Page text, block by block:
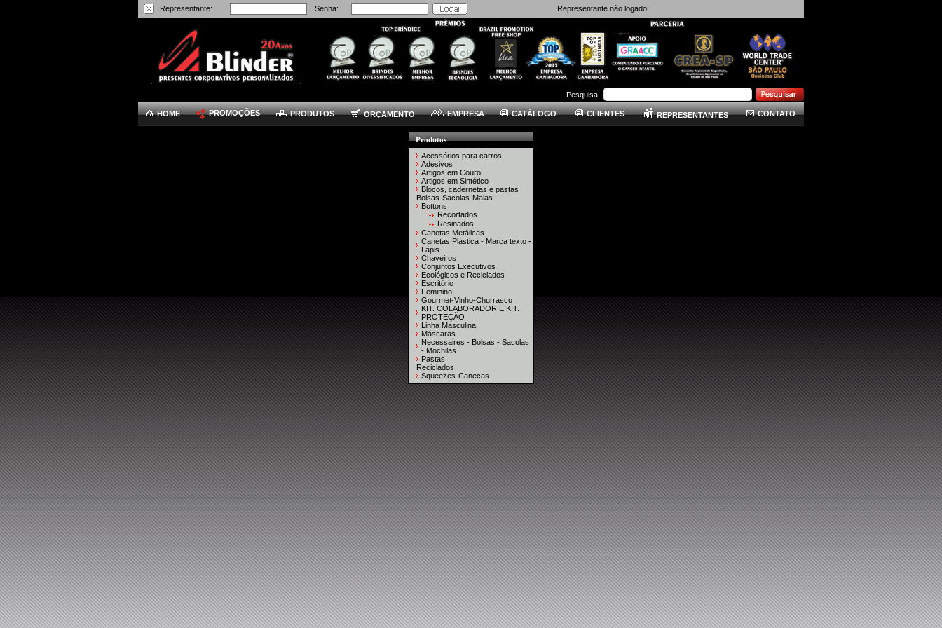
Representante: Senha: Representante não logado!
Pesquisa:
HOME PROMOÇÕES PRODUTOS ORÇAMENTO EMPRESA CATÁLOGO CLIENTES REPRESENTANTES CONTATO
Produtos
Acessórios para carros
Adesivos
Artigos em Couro
Artigos em Sintético
Blocos, cadernetas e pastas
Bolsas-Sacolas-Malas
Bottons
Recortados
Resinados
Canetas Metálicas
Canetas Plástica - Marca texto -
Lápis
Chaveiros
Conjuntos Executivos
Ecológicos e Reciclados
Escritório
Feminino
Gourmet-Vinho-Churrasco
KIT. COLABORADOR E KIT.
PROTEÇÃO
Linha Masculina
Máscaras
Necessaires - Bolsas - Sacolas
- Mochilas
Pastas
Reciclados
Squeezes-Canecas